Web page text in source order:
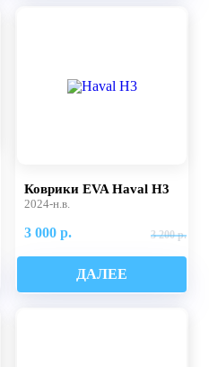
Коврики EVA Haval H3
2024-н.в.
3 000 р. 3 200 р.
ДАЛЕЕ